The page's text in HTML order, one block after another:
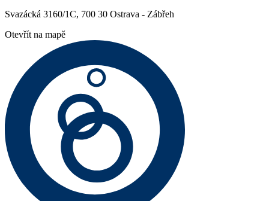
Svazácká 3160/1C, 700 30 Ostrava - Zábřeh
Otevřít na mapě